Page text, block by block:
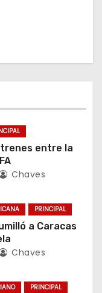
entre la
Chaves
PRINCIPAL
a Caracas
Chaves
PRINCIPAL